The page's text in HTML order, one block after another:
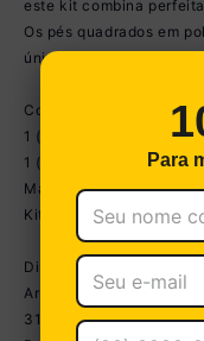
este kit combina
Os pés quadrados em
único ao móvel.
Conteúdo da
1 (um) Balcão
1 (um) Armário Aéreo
Manual de Montagem
Kit Ferragem
Dimensões do produto
Armário Aéreo - Altura:
31,5cm
Para